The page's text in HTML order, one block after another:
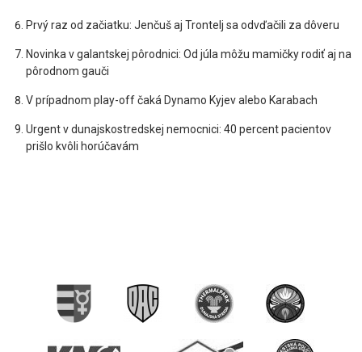
Prvý raz od začiatku: Jenčuš aj Trontelj sa odvďačili za dôveru
Novinka v galantskej pôrodnici: Od júla môžu mamičky rodiť aj na
pôrodnom gauči
V prípadnom play-off čaká Dynamo Kyjev alebo Karabach
Urgent v dunajskostredskej nemocnici: 40 percent pacientov
prišlo kvôli horúčavám